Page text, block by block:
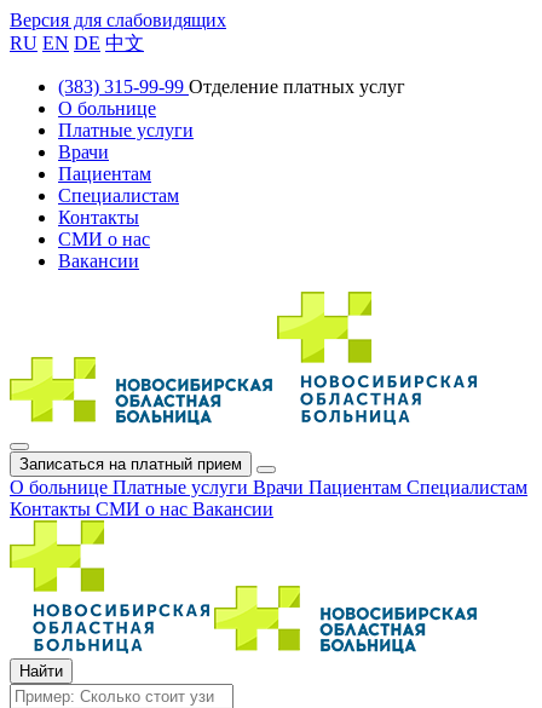
Версия для слабовидящих
RU EN DE 中文
(383) 315-99-99 Отделение платных услуг
О больнице
Платные услуги
Врачи
Пациентам
Специалистам
Контакты
СМИ о нас
Вакансии
Записаться на платный прием
О больнице Платные услуги Врачи Пациентам Специалистам
Контакты СМИ о нас Вакансии